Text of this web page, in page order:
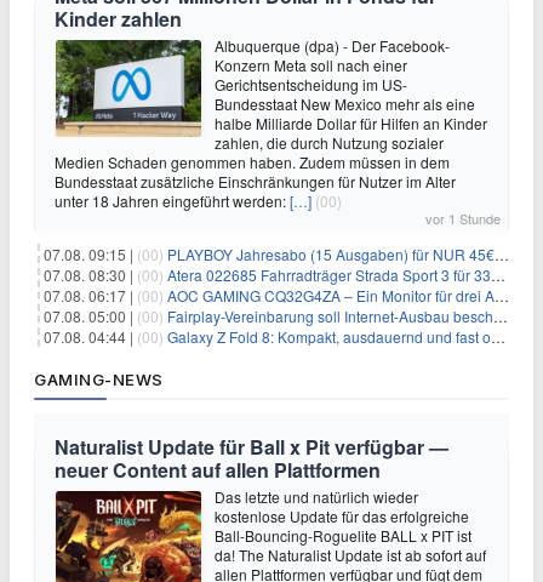
Kinder zahlen
Albuquerque (dpa) - Der Facebook-
Konzern Meta soll nach einer
Gerichtsentscheidung im US-
Bundesstaat New Mexico mehr als eine
halbe Milliarde Dollar für Hilfen an Kinder
zahlen, die durch Nutzung sozialer
Medien Schaden genommen haben. Zudem müssen in dem
Bundesstaat zusätzliche Einschränkungen für Nutzer im Alter
unter 18 Jahren eingeführt werden:[…] (00)
vor 1 Stunde
07.08. 09:15 | (00) PLAYBOY Jahresabo (15 Ausgaben) für NUR 45€ (statt 198€)
07.08. 08:30 | (00) Atera 022685 Fahrradträger Strada Sport 3 für 337,48€
07.08. 06:17 | (00) AOC GAMING CQ32G4ZA – Ein Monitor für drei Arten von Spielen
07.08. 05:00 | (00) Fairplay-Vereinbarung soll Internet-Ausbau beschleunigen
07.08. 04:44 | (00) Galaxy Z Fold 8: Kompakt, ausdauernd und fast ohne Falte
GAMING-NEWS
Naturalist Update für Ball x Pit verfügbar —
neuer Content auf allen Plattformen
Das letzte und natürlich wieder
kostenlose Update für das erfolgreiche
Ball-Bouncing-Roguelite BALL x PIT ist
da! The Naturalist Update ist ab sofort auf
allen Plattformen verfügbar und fügt dem